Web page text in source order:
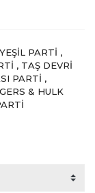
YEŞIL PARTI ,
, TAŞ DEVRI
PARTI ,
& HULK